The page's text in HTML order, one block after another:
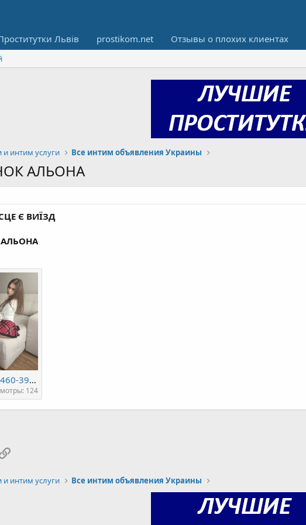
Львів prostikom.net Отзывы о плохих клиентах
и интим услуги Все интим объявления Украины
АЛЬОНА
Є ВИЇЗД
АЛЬОНА
thumb-816x460-39d1a3b4cdde2bae54f7771212f200cc.jpg
124
почта
Ссылка
и интим услуги Все интим объявления Украины